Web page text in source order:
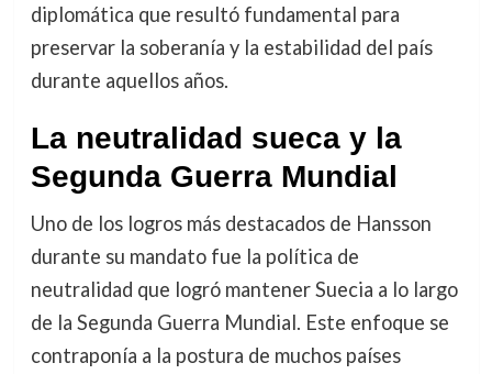
diplomática que resultó fundamental para
preservar la soberanía y la estabilidad del país
durante aquellos años.
La neutralidad sueca y la
Segunda Guerra Mundial
Uno de los logros más destacados de Hansson
durante su mandato fue la política de
neutralidad que logró mantener Suecia a lo largo
de la Segunda Guerra Mundial. Este enfoque se
contraponía a la postura de muchos países